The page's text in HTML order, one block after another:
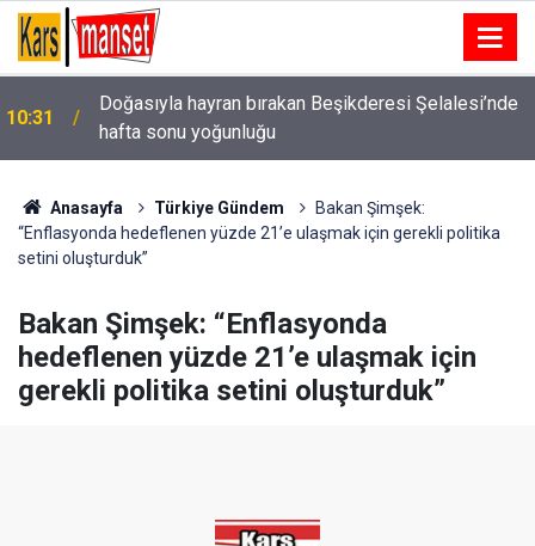
10:31
Doğasıyla hayran bırakan Beşikderesi Şelalesi’nde
hafta sonu yoğunluğu
Anasayfa Türkiye Gündem
Bakan Şimşek:
“Enflasyonda hedeflenen yüzde 21’e ulaşmak için gerekli politika
setini oluşturduk”
Bakan Şimşek: “Enflasyonda
hedeflenen yüzde 21’e ulaşmak için
gerekli politika setini oluşturduk”